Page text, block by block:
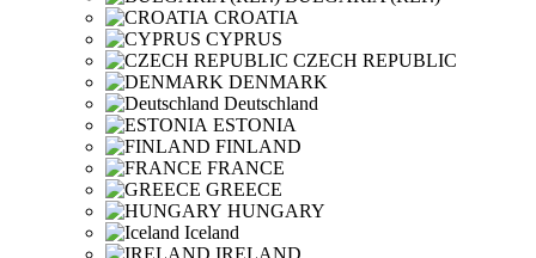
CROATIA
CYPRUS
CZECH REPUBLIC
DENMARK
Deutschland
ESTONIA
FINLAND
FRANCE
GREECE
HUNGARY
Iceland
IRELAND